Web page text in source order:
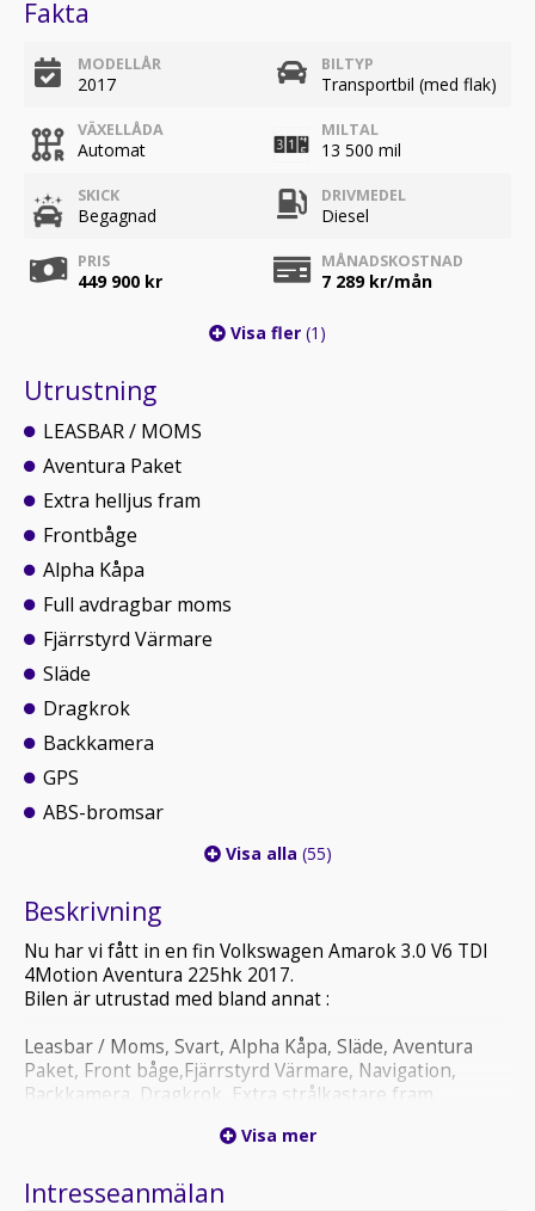
Fakta
MODELLÅR
2017
BILTYP
Transportbil (med flak)
VÄXELLÅDA
Automat
MILTAL
13 500 mil
SKICK
Begagnad
DRIVMEDEL
Diesel
PRIS
449 900 kr
MÅNADSKOSTNAD
7 289kr/mån
Visa fler (1)
Utrustning
LEASBAR / MOMS
Aventura Paket
Extra helljus fram
Frontbåge
Alpha Kåpa
Full avdragbar moms
Fjärrstyrd Värmare
Släde
Dragkrok
Backkamera
GPS
ABS-bromsar
Visa alla (55)
Beskrivning
Nu har vi fått in en fin Volkswagen Amarok 3.0 V6 TDI
4Motion Aventura 225hk 2017.
Bilen är utrustad med bland annat :
Leasbar / Moms, Svart, Alpha Kåpa, Släde, Aventura
Paket, Front båge,Fjärrstyrd Värmare, Navigation,
Backkamera, Dragkrok, Extra strålkastare fram,
- Senast servad 2025-01-28 / 12.201 mil
Visa mer
Intresseanmälan